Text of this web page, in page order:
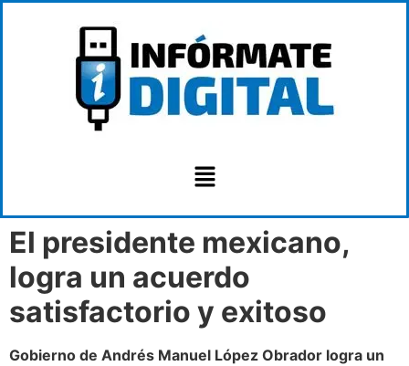
El presidente mexicano,
logra un acuerdo
satisfactorio y exitoso
Gobierno de Andrés Manuel López Obrador logra un